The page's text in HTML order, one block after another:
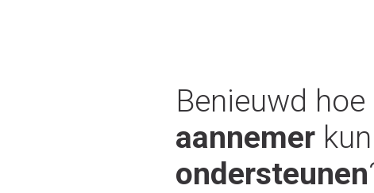
Benieuwd
aannemer
ondersteunen